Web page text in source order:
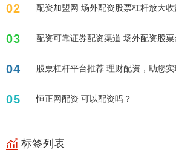
02 配资加盟网 场外配资股票杠杆放大
03 配资可靠证券配资渠道 场外配资股
04 股票杠杆平台推荐 理财配资，助您
05 恒正网配资 可以配资吗？
标签列表